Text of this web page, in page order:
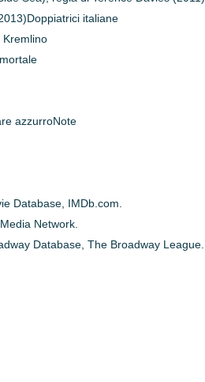
italiane
Kremlino
azzurroNote
Database, IMDb.com.
Network.
Database, The Broadway League.